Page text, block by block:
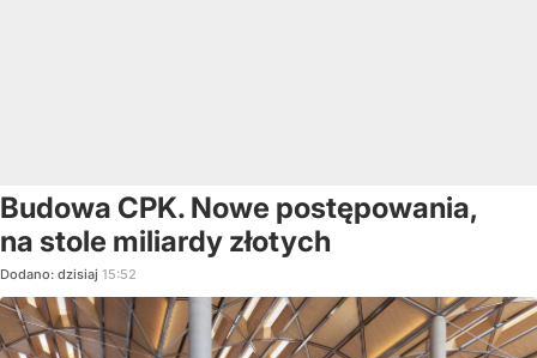
Budowa CPK. Nowe postępowania,
na stole miliardy złotych
Dodano: dzisiaj 15:52